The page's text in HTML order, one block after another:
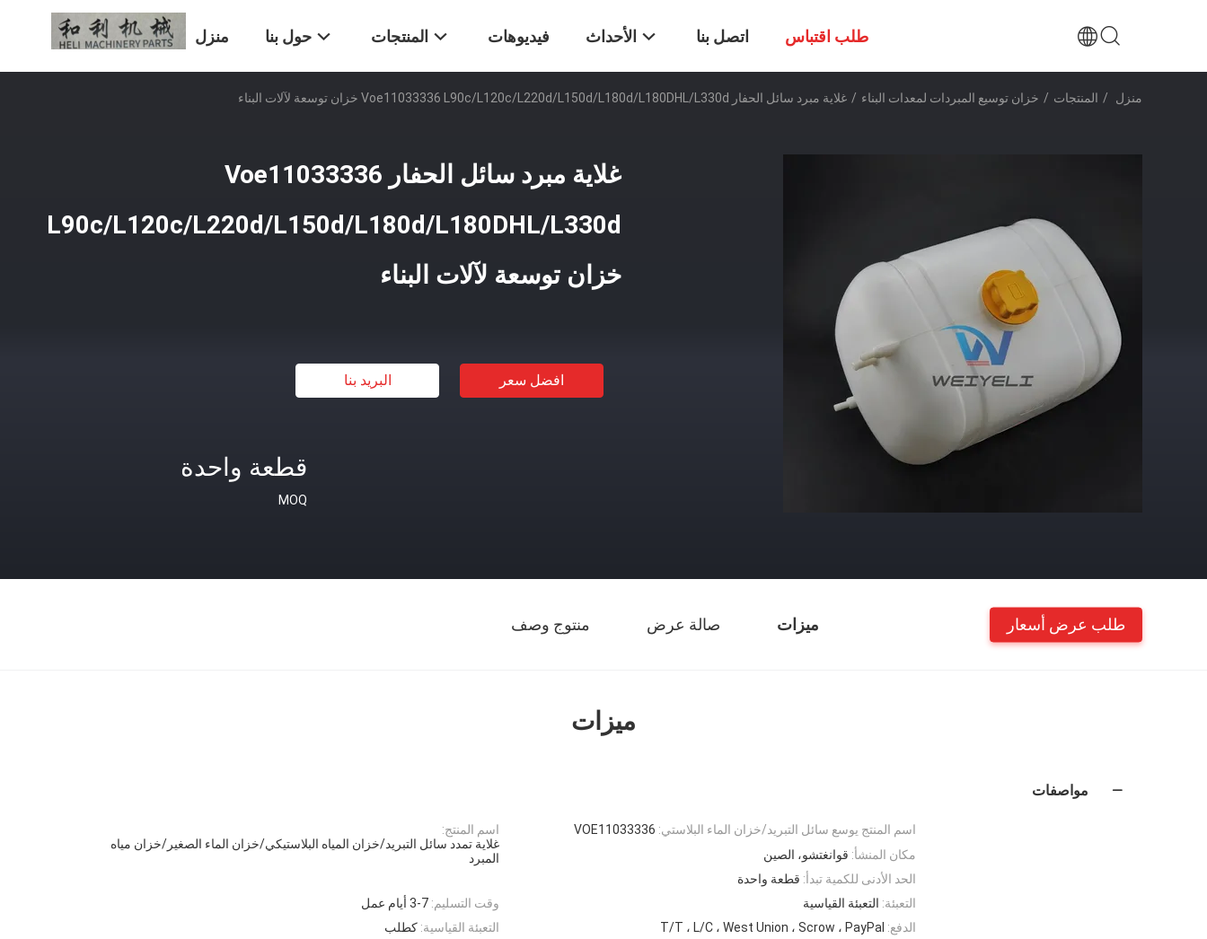
منزل حول بنا المنتجات فيديوهات الأحداث اتصل بنا طلب اقتباس
منزل / المنتجات / خزان توسيع المبردات لمعدات البناء / غلاية مبرد سائل الحفار Voe11033336 L90c/L120c/L220d/L150d/L180d/L180DHL/L330d خزان توسعة لآلات البناء
غلاية مبرد سائل الحفار Voe11033336
L90c/L120c/L220d/L150d/L180d/L180DHL/L330d
خزان توسعة لآلات البناء
افضل سعر البريد بنا
قطعة واحدة
MOQ
ميزات صالة عرض منتوج وصف طلب عرض أسعار
ميزات
مواصفات
اسم المنتج:
غلاية تمدد سائل التبريد/خزان المياه البلاستيكي/خزان الماء الصغير/خزان مياه
المبرد
اسم المنتج يوسع سائل التبريد/خزان الماء البلاستي: VOE11033336
مكان المنشأ: قوانغتشو، الصين
الحد الأدنى للكمية تبدأ: قطعة واحدة
وقت التسليم: 3-7 أيام عمل التعبئة: التعبئة القياسية
التعبئة القياسية: كطلب الدفع: T/T ، L/C ، West Union ، Scrow ، PayPal